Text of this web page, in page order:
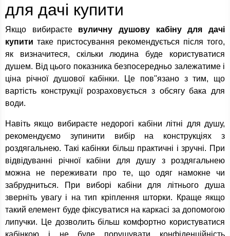
для дачі купити
Якщо вибираєте вуличну душову кабіну для дачі
купити таке пристосування рекомендується після того,
як визначитеся, скільки людина буде користуватися
душем. Від цього показника безпосередньо залежатиме і
ціна річної душової кабінки. Це пов''язано з тим, що
вартість конструкції розраховується з обсягу бака для
води.
Навіть якщо вибираєте недорогі кабіни літні для душу,
рекомендуємо зупинити вибір на конструкціях з
роздягальнею. Такі кабінки більш практичні і зручні. При
відвідуванні річної кабіни для душу з роздягальнею
можна не переживати про те, що одяг намокне чи
забрудниться. При виборі кабіни для літнього душа
зверніть увагу і на тип кріплення шторки. Краще якщо
такий елемент буде фіксуватися на каркасі за допомогою
липучки. Це дозволить більш комфортно користуватися
кабінкою і не буде порушувати конфіденційність